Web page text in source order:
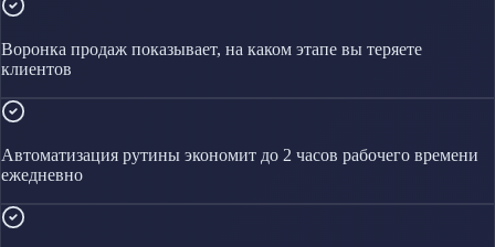
Воронка продаж показывает, на каком этапе вы теряете
клиентов
Автоматизация рутины экономит до 2 часов рабочего времени
ежедневно